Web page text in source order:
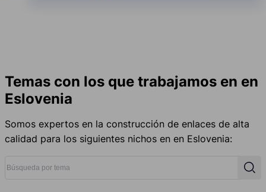
Temas con los que trabajamos en en
Eslovenia
Somos expertos en la construcción de enlaces de alta
calidad para los siguientes nichos en en Eslovenia:
Búsqueda por tema